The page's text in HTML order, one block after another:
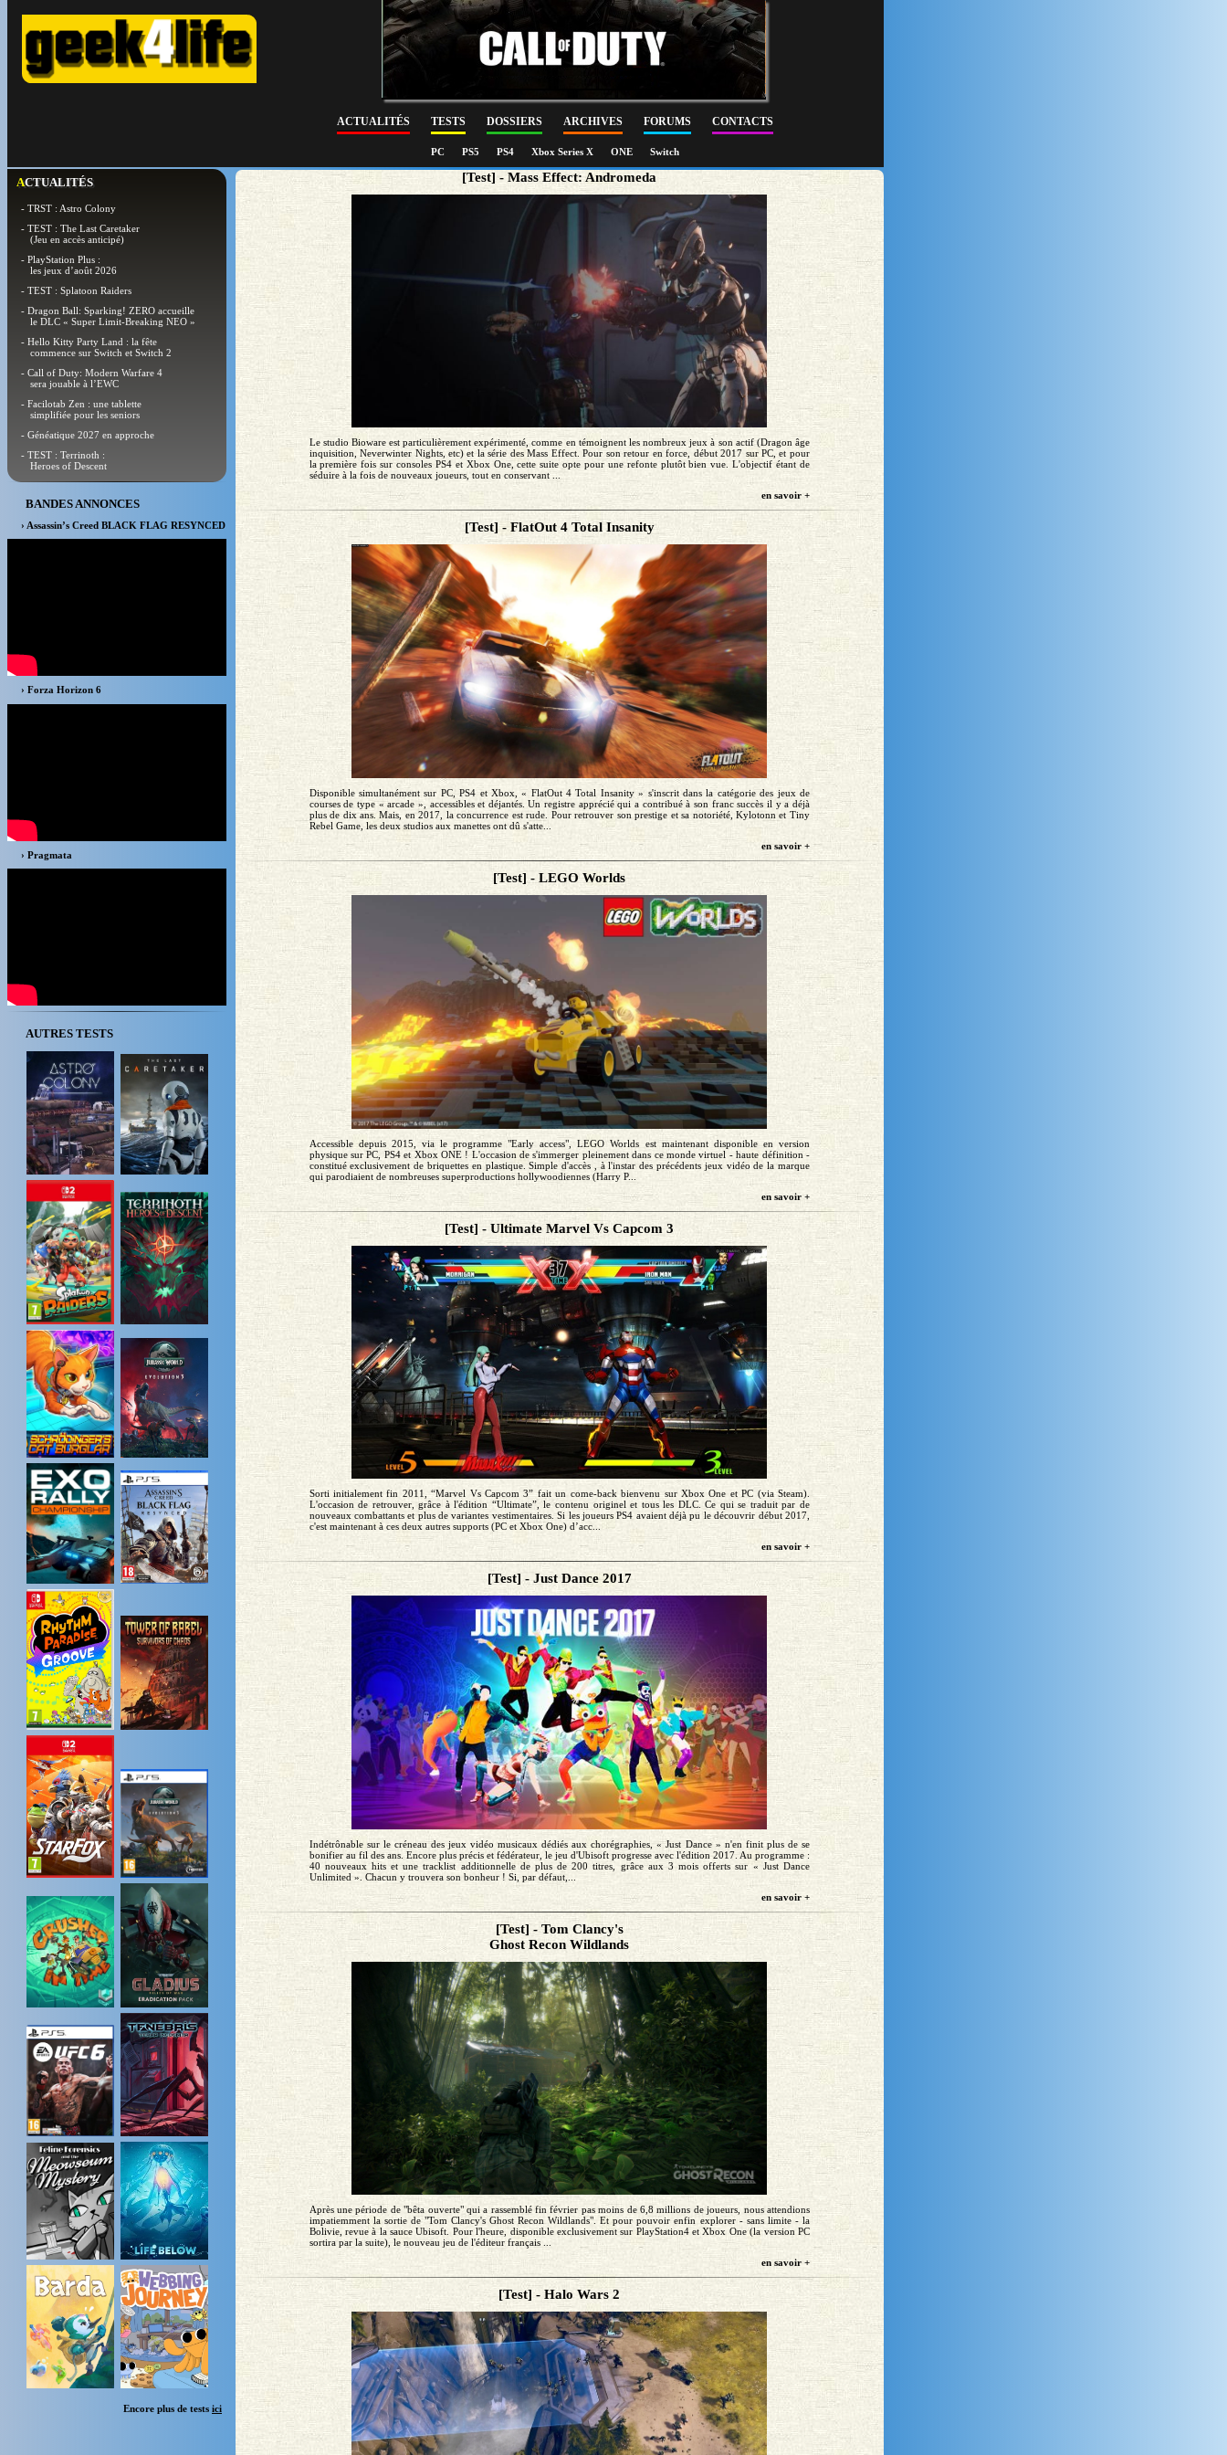
ACTUALITÉS TESTS DOSSIERS ARCHIVES FORUMS CONTACTS
PC PS5 PS4 Xbox Series X ONE Switch
ACTUALITÉS
- TRST : Astro Colony
- TEST : The Last Caretaker
(Jeu en accès anticipé)
- PlayStation Plus :
les jeux d’août 2026
- TEST : Splatoon Raiders
- Dragon Ball: Sparking! ZERO accueille
le DLC « Super Limit-Breaking NEO »
- Hello Kitty Party Land : la fête
commence sur Switch et Switch 2
- Call of Duty: Modern Warfare 4
sera jouable à l’EWC
- Facilotab Zen : une tablette
simplifiée pour les seniors
- Généatique 2027 en approche
- TEST : Terrinoth :
Heroes of Descent
BANDES ANNONCES
› Assassin’s Creed BLACK FLAG RESYNCED
› Forza Horizon 6
› Pragmata
AUTRES TESTS
Encore plus de tests ici
[Test] - Mass Effect: Andromeda
Le studio Bioware est particulièrement expérimenté, comme en témoignent les nombreux jeux à son actif (Dragon âge
inquisition, Neverwinter Nights, etc) et la série des Mass Effect. Pour son retour en force, début 2017 sur PC, et pour
la première fois sur consoles PS4 et Xbox One, cette suite opte pour une refonte plutôt bien vue. L'objectif étant de
séduire à la fois de nouveaux joueurs, tout en conservant ...
en savoir +
[Test] - FlatOut 4 Total Insanity
Disponible simultanément sur PC, PS4 et Xbox, « FlatOut 4 Total Insanity » s'inscrit dans la catégorie des jeux de
courses de type « arcade », accessibles et déjantés. Un registre apprécié qui a contribué à son franc succès il y a déjà
plus de dix ans. Mais, en 2017, la concurrence est rude. Pour retrouver son prestige et sa notoriété, Kylotonn et Tiny
Rebel Game, les deux studios aux manettes ont dû s'atte...
en savoir +
[Test] - LEGO Worlds
Accessible depuis 2015, via le programme "Early access", LEGO Worlds est maintenant disponible en version
physique sur PC, PS4 et Xbox ONE ! L'occasion de s'immerger pleinement dans ce monde virtuel - haute définition -
constitué exclusivement de briquettes en plastique. Simple d'accès , à l'instar des précédents jeux vidéo de la marque
qui parodiaient de nombreuses superproductions hollywoodiennes (Harry P...
en savoir +
[Test] - Ultimate Marvel Vs Capcom 3
Sorti initialement fin 2011, “Marvel Vs Capcom 3” fait un come-back bienvenu sur Xbox One et PC (via Steam).
L'occasion de retrouver, grâce à l'édition “Ultimate”, le contenu originel et tous les DLC. Ce qui se traduit par de
nouveaux combattants et plus de variantes vestimentaires. Si les joueurs PS4 avaient déjà pu le découvrir début 2017,
c'est maintenant à ces deux autres supports (PC et Xbox One) d’acc...
en savoir +
[Test] - Just Dance 2017
Indétrônable sur le créneau des jeux vidéo musicaux dédiés aux chorégraphies, « Just Dance » n'en finit plus de se
bonifier au fil des ans. Encore plus précis et fédérateur, le jeu d'Ubisoft progresse avec l'édition 2017. Au programme :
40 nouveaux hits et une tracklist additionnelle de plus de 200 titres, grâce aux 3 mois offerts sur « Just Dance
Unlimited ». Chacun y trouvera son bonheur ! Si, par défaut,...
en savoir +
[Test] - Tom Clancy's
Ghost Recon Wildlands
Après une période de "bêta ouverte" qui a rassemblé fin février pas moins de 6,8 millions de joueurs, nous attendions
impatiemment la sortie de "Tom Clancy's Ghost Recon Wildlands". Et pour pouvoir enfin explorer - sans limite - la
Bolivie, revue à la sauce Ubisoft. Pour l'heure, disponible exclusivement sur PlayStation4 et Xbox One (la version PC
sortira par la suite), le nouveau jeu de l'éditeur français ...
en savoir +
[Test] - Halo Wars 2